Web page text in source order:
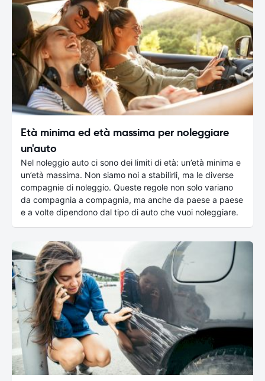
Età minima ed età massima per noleggiare
un'auto
Nel noleggio auto ci sono dei limiti di età: un’età minima e
un’età massima. Non siamo noi a stabilirli, ma le diverse
compagnie di noleggio. Queste regole non solo variano
da compagnia a compagnia, ma anche da paese a paese
e a volte dipendono dal tipo di auto che vuoi noleggiare.